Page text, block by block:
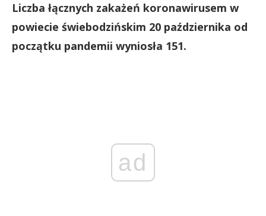
Liczba łącznych zakażeń koronawirusem w
powiecie świebodzińskim 20 października od
początku pandemii wyniosła 151.
ad